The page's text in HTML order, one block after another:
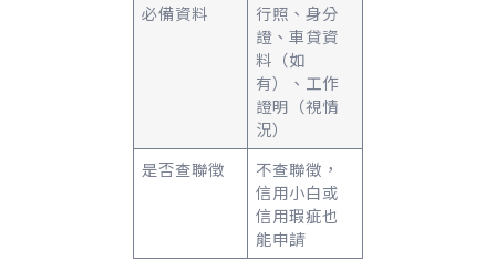
必備資料
行照、身分
證、車貸資
料（如
有）、工作
證明（視情
況）
是否查聯徵
不查聯徵，
信用小白或
信用瑕疵也
能申請